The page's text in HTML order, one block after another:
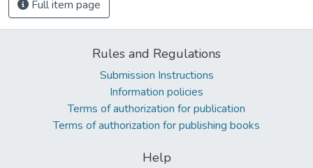
Full item page
Rules and Regulations
Submission Instructions
Information policies
Terms of authorization for publication
Terms of authorization for publishing books
Help